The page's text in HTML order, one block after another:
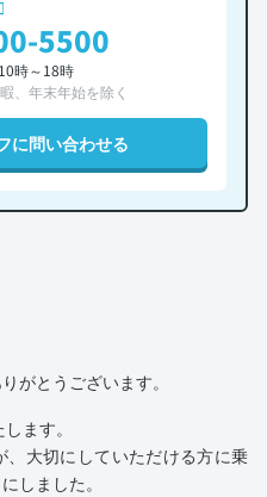
5500
時～18時
、年末年始を除く
に問い合わせる
がとうございます。
ます。
、大切にしていただける方に乗
しました。